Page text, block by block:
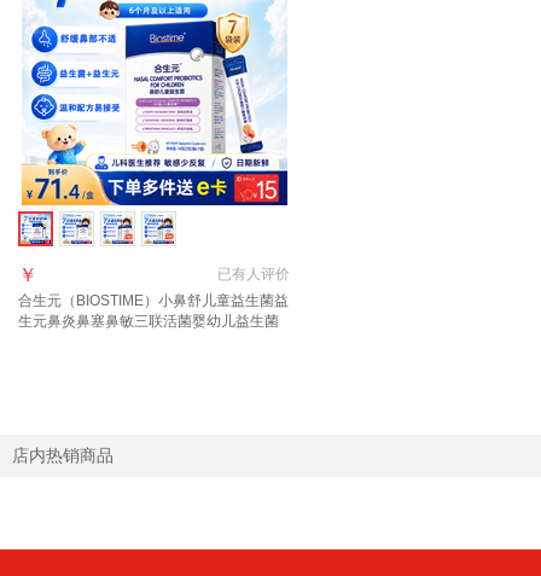
已有人评价
￥
合生元（BIOSTIME）小鼻舒儿童益生菌益
生元鼻炎鼻塞鼻敏三联活菌婴幼儿益生菌
店内热销商品